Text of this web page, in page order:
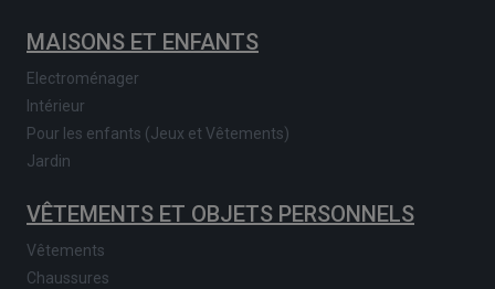
MAISONS ET ENFANTS
Electroménager
Intérieur
Pour les enfants (Jeux et Vêtements)
Jardin
VÊTEMENTS ET OBJETS PERSONNELS
Vêtements
Chaussures